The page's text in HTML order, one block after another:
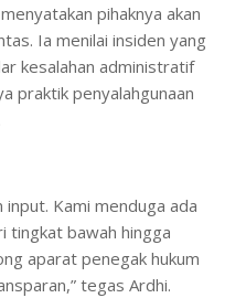
pihaknya akan
Ia menilai insiden yang
kesalahan administratif
praktik penyalahgunaan
input. Kami menduga ada
tingkat bawah hingga
aparat penegak hukum
tegas Ardhi.